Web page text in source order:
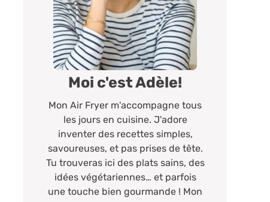
Moi c'est Adèle!
Mon Air Fryer m'accompagne tous
les jours en cuisine. J'adore
inventer des recettes simples,
savoureuses, et pas prises de tête.
Tu trouveras ici des plats sains, des
idées végétariennes… et parfois
une touche bien gourmande ! Mon